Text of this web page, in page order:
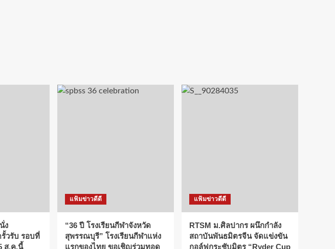
ง
วรับ รอบที่
ส.ค.นี้
แฟ้มข่าวดีดี
“36 ปี โรงเรียนกีฬาจังหวัด
สุพรรณบุรี” โรงเรียนกีฬาแห่ง
แรกของไทย ขอเชิญร่วมทอด
แฟ้มข่าวดีดี
RTSM ม.ศิลปากร ผนึกกำลัง
สถาบันพันธมิตรจีน จัดแข่งขัน
กอล์ฟกระชับมิตร “Ryder Cup